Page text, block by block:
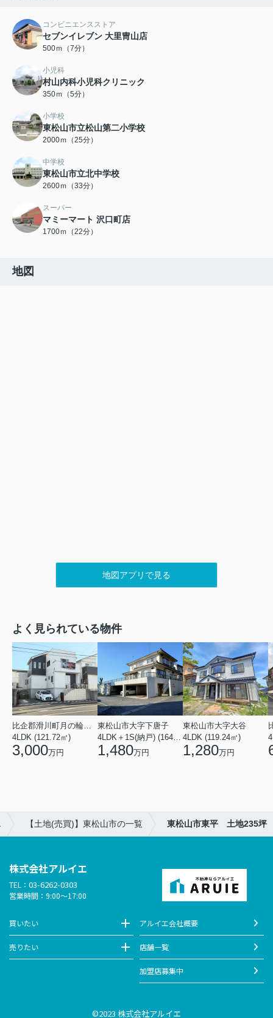
コンビニエンスストア
セブンイレブン 大里冑山店
500ｍ（7分）
小児科
村山内科小児科クリニック
350ｍ（5分）
小学校
東松山市立松山第二小学校
2000ｍ（25分）
中学校
東松山市立北中学校
2600ｍ（33分）
スーパー
マミーマート 沢口町店
1700ｍ（22分）
地図
地図アプリで見る
よく見られている物件
4LDK (121.72㎡)
3,000万円
東松山市大字下唐子
1,480万円
東松山市大字大谷
4LDK (119.24㎡)
1,280万円
【土地(売買)】東松山市の一覧 東松山市東平 土地235坪
株式会社アルイエ
TEL： 03-6262-0303
営業時間：9:00～17:00
買いたい
売りたい
アルイエ会社概要
店舗一覧
加盟店募集中
©2023 株式会社アルイエ